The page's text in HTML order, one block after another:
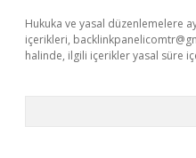
Hukuka ve yasal düzenlemelere
içerikleri,
halinde, ilgili içerikler yasal süre